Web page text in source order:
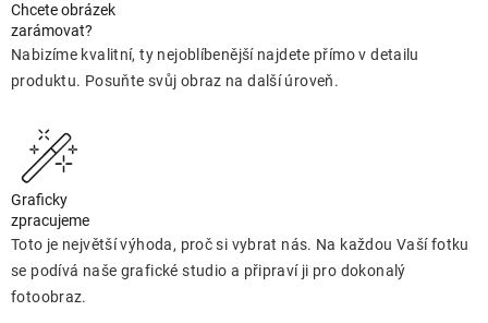
Chcete obrázek
zarámovat?
Nabizíme kvalitní, ty nejoblíbenější najdete přímo v detailu
produktu. Posuňte svůj obraz na další úroveň.
Graficky
zpracujeme
Toto je největší výhoda, proč si vybrat nás. Na každou Vaší fotku
se podívá naše grafické studio a připraví ji pro dokonalý
fotoobraz.